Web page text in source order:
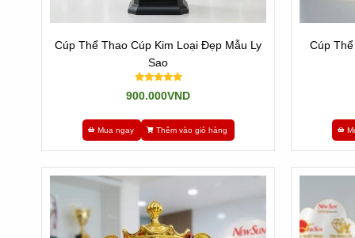
Cúp Thể Thao Cúp Kim Loại Đẹp Mẫu Ly
Sao
900.000VND
Mua ngay Thêm vào giỏ hàng
Cúp